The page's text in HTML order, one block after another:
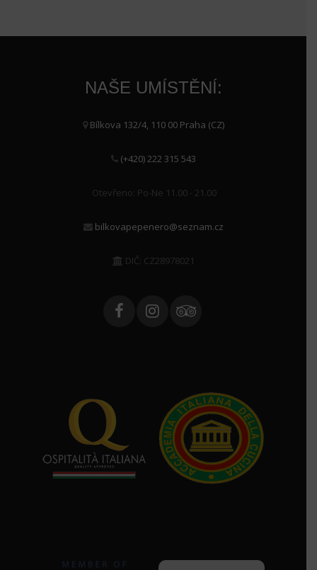
NAŠE UMÍSTĚNÍ:
Bílkova 132/4, 110 00 Praha (CZ)
(+420) 222 315 543
Otevřeno: Po-Ne 11.00 - 21.00
bilkovapepenero@seznam.cz
DIČ: CZ28978021